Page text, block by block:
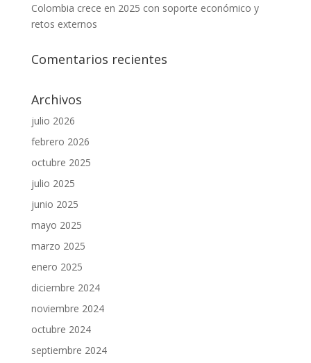
Colombia crece en 2025 con soporte económico y
retos externos
Comentarios recientes
Archivos
julio 2026
febrero 2026
octubre 2025
julio 2025
junio 2025
mayo 2025
marzo 2025
enero 2025
diciembre 2024
noviembre 2024
octubre 2024
septiembre 2024